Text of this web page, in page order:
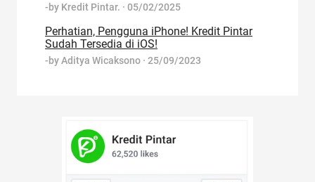
-by Kredit Pintar. · 05/02/2025
Perhatian, Pengguna iPhone! Kredit Pintar
Sudah Tersedia di iOS!
-byAditya Wicaksono · 25/09/2023